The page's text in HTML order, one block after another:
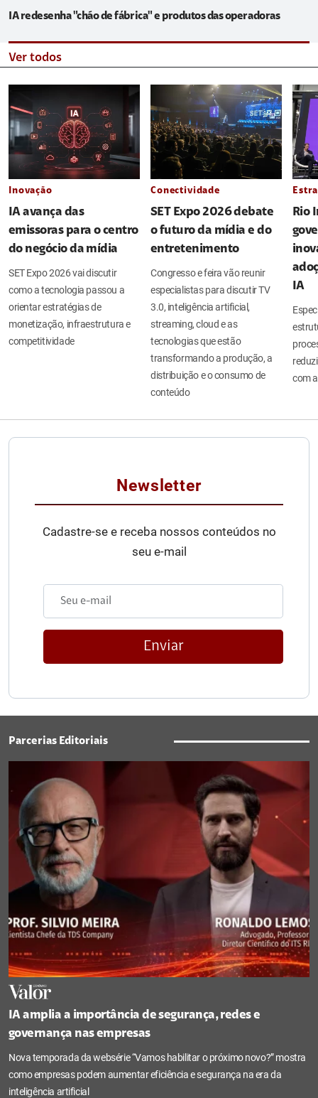
IA redesenha "chão de fábrica" e produtos das operadoras
Ver todos
Inovação
IA avança das
emissoras para o centro
do negócio da mídia
SET Expo 2026 vai discutir
como a tecnologia passou a
orientar estratégias de
monetização, infraestrutura e
competitividade
Conectividade
SET Expo 2026 debate
o futuro da mídia e do
entretenimento
Congresso e feira vão reunir
especialistas para discutir TV
3.0, inteligência artificial,
streaming, cloud e as
tecnologias que estão
transformando a produção, a
distribuição e o consumo de
conteúdo
Rio
IA
com
Newsletter
Cadastre-se e receba nossos conteúdos no
seu e-mail
Enviar
Parcerias Editoriais
IA amplia a importância de segurança, redes e
governança nas empresas
Nova temporada da websérie “Vamos habilitar o próximo novo?” mostra
como empresas podem aumentar eficiência e segurança na era da
inteligência artificial